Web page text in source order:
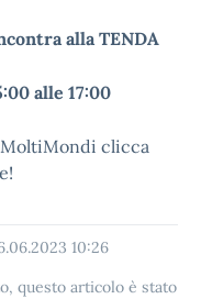
alla TENDA
alle 17:00
clicca
10:26
questo articolo è stato